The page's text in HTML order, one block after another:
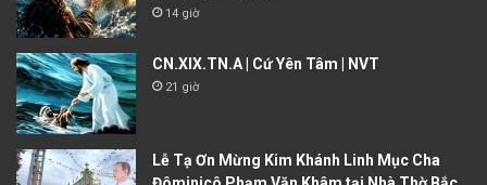
14 giờ
CN.XIX.TN.A | Cứ Yên Tâm | NVT
21 giờ
Lễ Tạ Ơn Mừng Kim Khánh Linh Mục Cha